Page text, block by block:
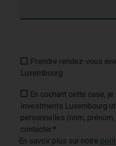
Prendre rendez-vous
Luxembourg
En cochant cette case,
Investments Luxembourg
personnelles (nom,
contacter.*
En savoir plus sur notre